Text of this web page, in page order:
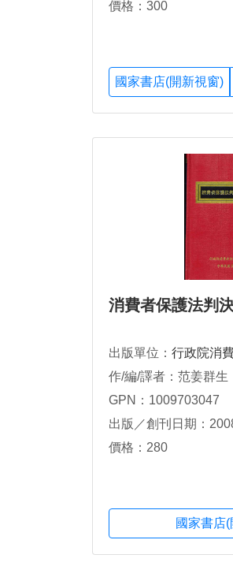
價格：300
國家書店(開新視窗)
消費者保護法判
出版單位： 行政院消
作/編/譯者：范姜群生
GPN：1009703047
出版／創刊日期：
價格：280
國家書店